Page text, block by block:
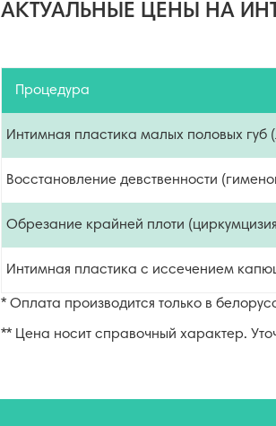
АКТУАЛЬНЫЕ ЦЕНЫ НА
Процедура
Интимная пластика малых половых губ
Восстановление девственности
Обрезание крайней плоти
Интимная пластика с иссечением
* Оплата производится только в
** Цена носит справочный характер.